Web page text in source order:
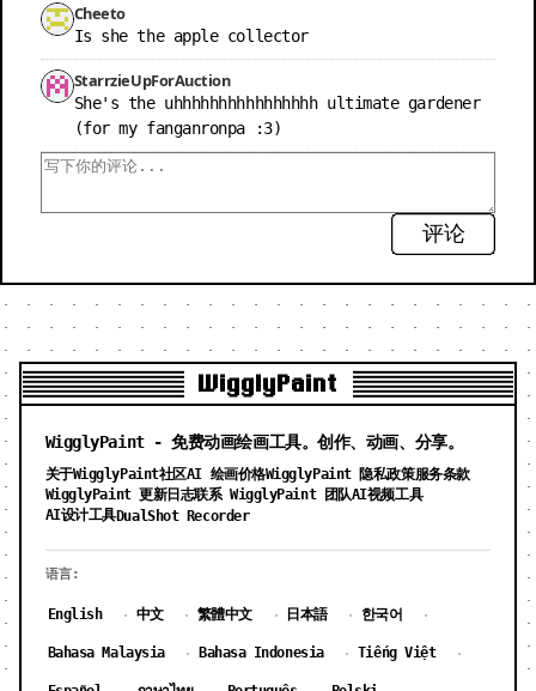
Cheeto
Is she the apple collector
StarrzieUpForAuction
She's the uhhhhhhhhhhhhhhhh ultimate gardener
(for my fanganronpa :3)
评论
WigglyPaint
WigglyPaint - 免费动画绘画工具。创作、动画、分享。
关于WigglyPaint社区AI 绘画价格WigglyPaint 隐私政策服务条款
WigglyPaint 更新日志联系 WigglyPaint 团队AI视频工具
AI设计工具DualShot Recorder
语言:
English · 中文 · 繁體中文 · 日本語 · 한국어 ·
Bahasa Malaysia · Bahasa Indonesia · Tiếng Việt ·